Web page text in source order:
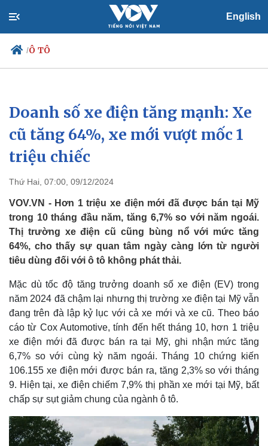
English
/Ô TÔ
Chính trị
Đảng
Tổ chức nhân sự
Quốc hội
Nhận diện sự thật
Xã hội
Tin 24h
Dự báo thời tiết
Doanh số xe điện tăng mạnh: Xe
cũ tăng 64%, xe mới vượt mốc 1
triệu chiếc
Thứ Hai, 07:00, 09/12/2024
VOV.VN - Hơn 1 triệu xe điện mới đã được bán tại Mỹ
trong 10 tháng đầu năm, tăng 6,7% so với năm ngoái.
Thị trường xe điện cũ cũng bùng nổ với mức tăng
64%, cho thấy sự quan tâm ngày càng lớn từ người
tiêu dùng đối với ô tô không phát thải.
Mặc dù tốc độ tăng trưởng doanh số xe điện (EV) trong
năm 2024 đã chậm lại nhưng thị trường xe điện tại Mỹ vẫn
đang trên đà lập kỷ lục với cả xe mới và xe cũ. Theo báo
cáo từ Cox Automotive, tính đến hết tháng 10, hơn 1 triệu
xe điện mới đã được bán ra tại Mỹ, ghi nhận mức tăng
6,7% so với cùng kỳ năm ngoái. Tháng 10 chứng kiến
106.155 xe điện mới được bán ra, tăng 2,3% so với tháng
9. Hiện tại, xe điện chiếm 7,9% thị phần xe mới tại Mỹ, bất
chấp sự sụt giảm chung của ngành ô tô.